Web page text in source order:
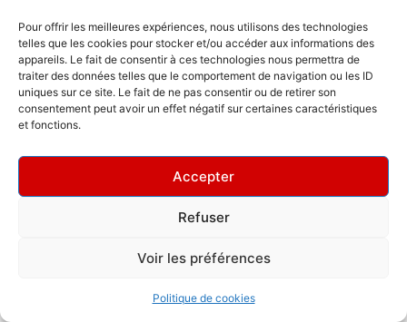
Pour offrir les meilleures expériences, nous utilisons des technologies
telles que les cookies pour stocker et/ou accéder aux informations des
appareils. Le fait de consentir à ces technologies nous permettra de
traiter des données telles que le comportement de navigation ou les ID
uniques sur ce site. Le fait de ne pas consentir ou de retirer son
consentement peut avoir un effet négatif sur certaines caractéristiques
et fonctions.
Accepter
Refuser
Voir les préférences
Politique de cookies